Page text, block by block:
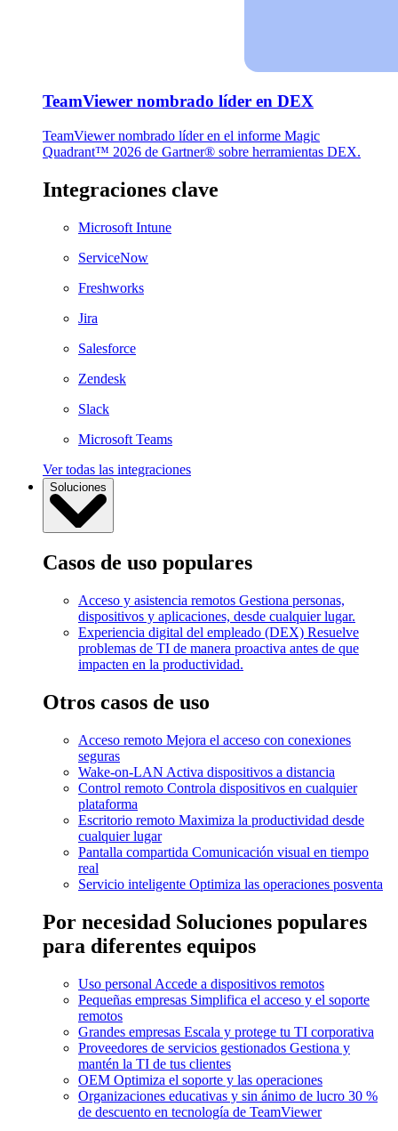
TeamViewer nombrado líder en DEX
TeamViewer nombrado líder en el informe Magic
Quadrant™ 2026 de Gartner® sobre herramientas DEX.
Integraciones clave
Microsoft Intune
ServiceNow
Freshworks
Jira
Salesforce
Zendesk
Slack
Microsoft Teams
Ver todas las integraciones
Soluciones
Casos de uso populares
Acceso y asistencia remotos Gestiona personas,
dispositivos y aplicaciones, desde cualquier lugar.
Experiencia digital del empleado (DEX) Resuelve
problemas de TI de manera proactiva antes de que
impacten en la productividad.
Otros casos de uso
Acceso remoto Mejora el acceso con conexiones
seguras
Wake-on-LAN Activa dispositivos a distancia
Control remoto Controla dispositivos en cualquier
plataforma
Escritorio remoto Maximiza la productividad desde
cualquier lugar
Pantalla compartida Comunicación visual en tiempo
real
Servicio inteligente Optimiza las operaciones posventa
Por necesidad Soluciones populares
para diferentes equipos
Uso personal Accede a dispositivos remotos
Pequeñas empresas Simplifica el acceso y el soporte
remotos
Grandes empresas Escala y protege tu TI corporativa
Proveedores de servicios gestionados Gestiona y
mantén la TI de tus clientes
OEM Optimiza el soporte y las operaciones
Organizaciones educativas y sin ánimo de lucro 30 %
de descuento en tecnología de TeamViewer